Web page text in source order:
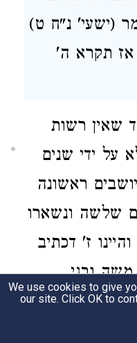
(ישעי' נ"ח ט)
אז תקרא ה'
שאין רשות
על ידי שנים
ראשונה
שלשה ונשארו
ז' דכתיב
ובני
We use cookies to give
our site. Click OK to